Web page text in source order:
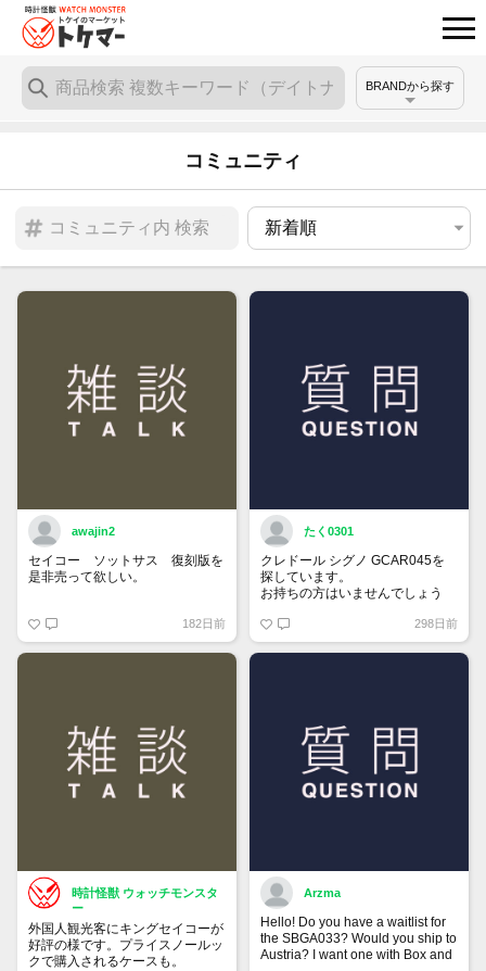
BRANDから探す
コミュニティ
awajin2
セイコー ソットサス 復刻版を
是非売って欲しい。
182日前
たく0301
クレドール シグノ GCAR045を
探しています。
お持ちの方はいませんでしょう
298日前
時計怪獣 ウォッチモンスタ
ー
外国人観光客にキングセイコーが
好評の様です。プライスノールッ
クで購入されるケースも。
Arzma
Hello! Do you have a waitlist for
the SBGA033? Would you ship to
Austria? I want one with Box and